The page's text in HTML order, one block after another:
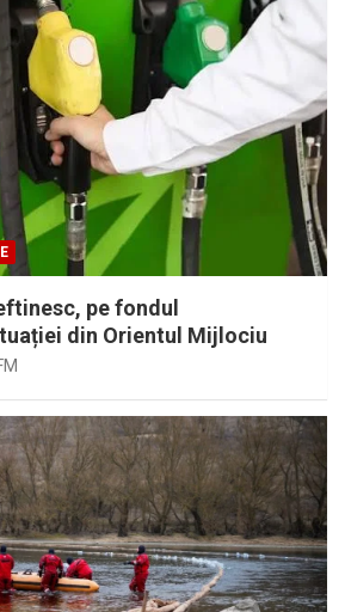
pe fondul
din Orientul Mijlociu